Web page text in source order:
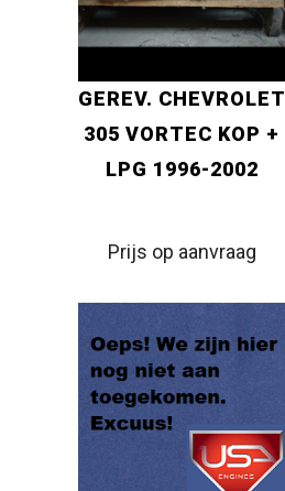
GEREV. CHEVROLET
305 VORTEC KOP +
LPG 1996-2002
Prijs op aanvraag